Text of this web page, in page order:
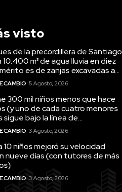
visto
de la precordillera de Santiago
m³ de agua lluvia en diez
es de zanjas excavadas a...
CAMBIO 5 Agosto, 2026
300 mil niños menos que hace
(y uno de cada cuatro menores
sigue bajo la línea de...
CAMBIO 3 Agosto, 2026
10 niños mejoró su velocidad
nueve días (con tutores de más
CAMBIO 3 Agosto, 2026